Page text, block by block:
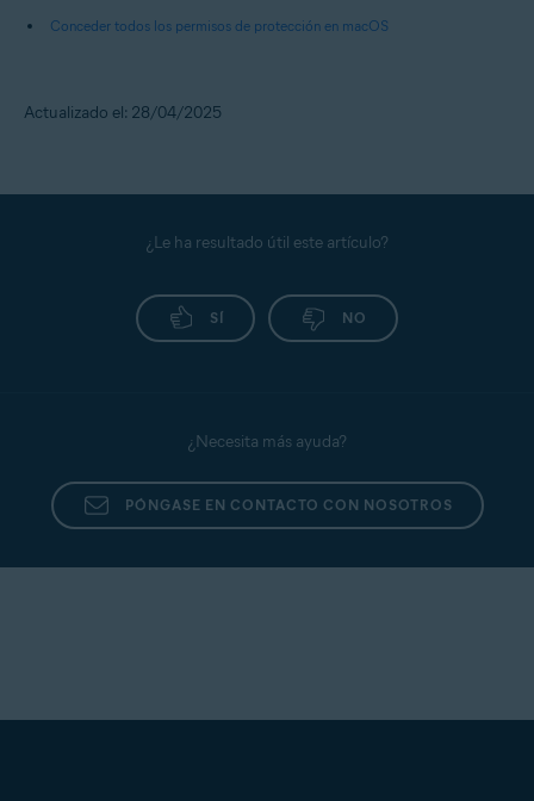
Conceder todos los permisos de protección en macOS
Actualizado el: 28/04/2025
¿Le ha resultado útil este artículo?
SÍ NO
¿Necesita más ayuda?
PÓNGASE EN CONTACTO CON NOSOTROS